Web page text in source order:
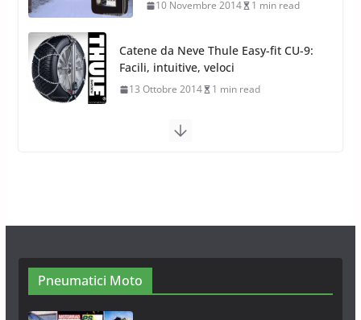
13 Ottobre 2014 1 min read
Calze da Neve Arexocks by
Arexons
26 Ottobre 2013 1 min read
Calze da Neve per Auto 2025:
26 Gennaio 2017
Pneumatici Moto